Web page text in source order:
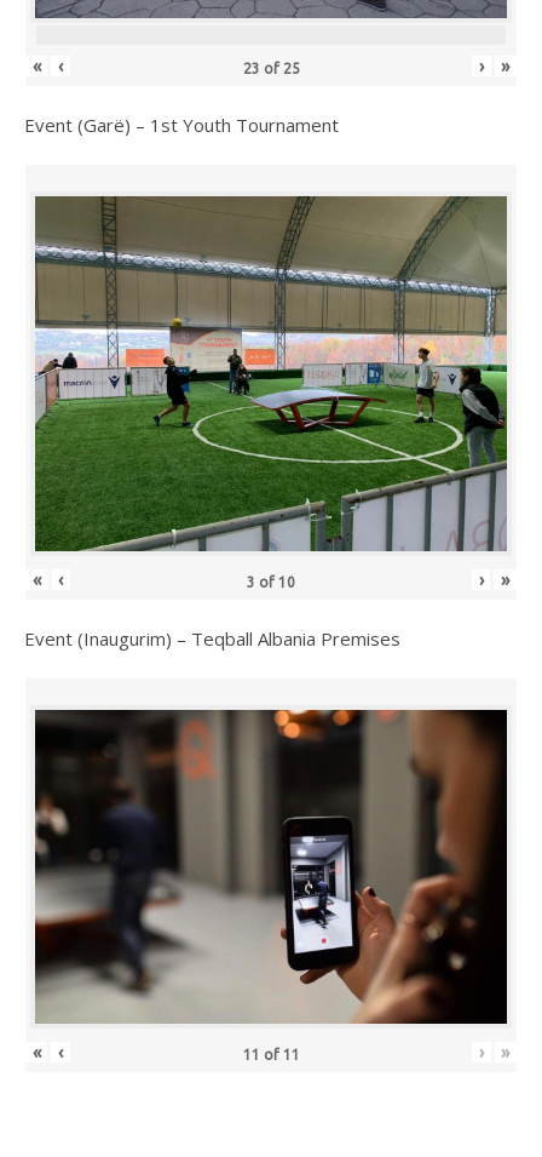
« ‹ 23 of 25 › »
Event (Garë) – 1st Youth Tournament
« ‹ 3 of 10 › »
Event (Inaugurim) – Teqball Albania Premises
« ‹ 11 of 11 › »